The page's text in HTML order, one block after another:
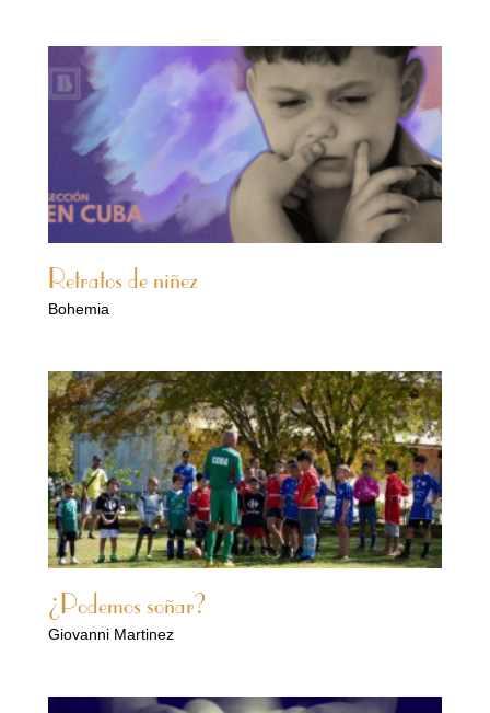
Retratos de niñez
Bohemia
¿Podemos soñar?
Giovanni Martinez